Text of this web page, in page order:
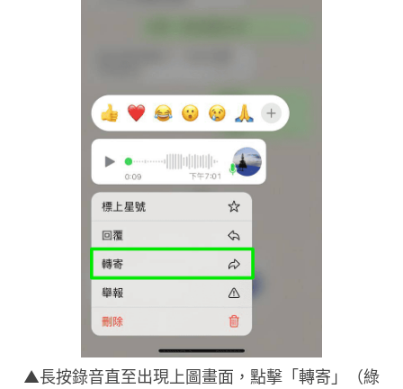
▲長按錄音直至出現上圖畫面，點擊「轉寄」（綠